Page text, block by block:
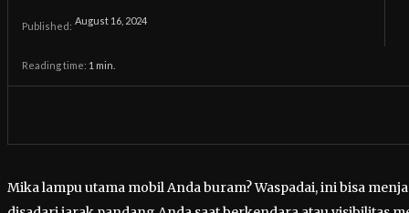
Published: August 16, 2024
Reading time: 1 min.
Mika lampu utama mobil Anda buram? Waspadai, ini bisa